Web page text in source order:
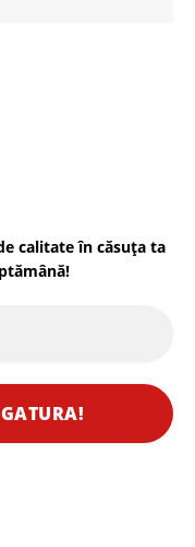
calitate în căsuța ta
!